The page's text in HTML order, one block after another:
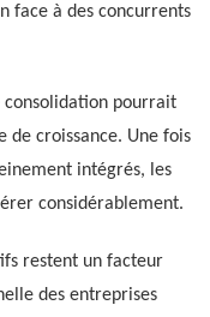
face à des concurrents
consolidation pourrait
de croissance. Une fois
intégrés, les
considérablement.
restent un facteur
des entreprises